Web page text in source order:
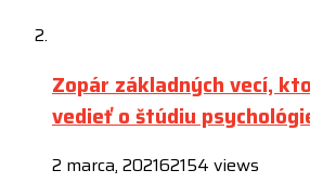
Zopár základných vecí,
vedieť o štúdiu
2 marca, 202162154 views